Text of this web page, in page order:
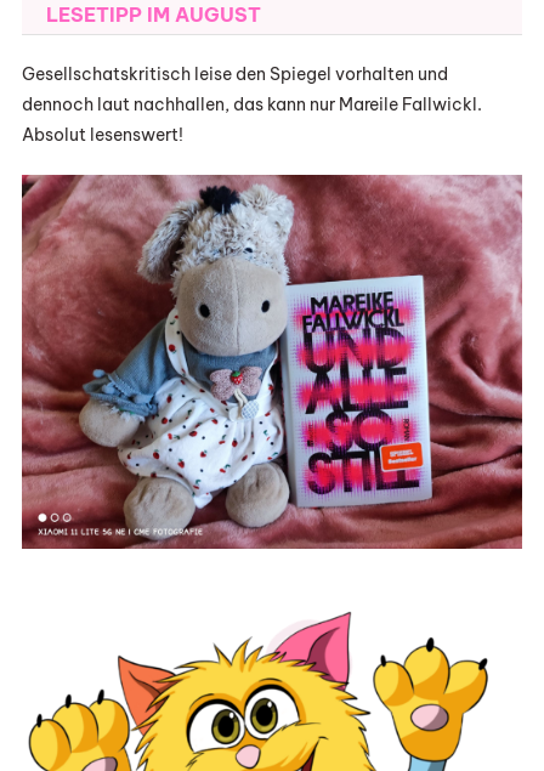
LESETIPP IM AUGUST
Gesellschatskritisch leise den Spiegel vorhalten und
dennoch laut nachhallen, das kann nur Mareile Fallwickl.
Absolut lesenswert!